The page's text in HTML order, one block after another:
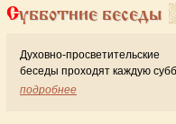
Субботние беседы
Духовно-просветительские
беседы проходят каждую
подробнее